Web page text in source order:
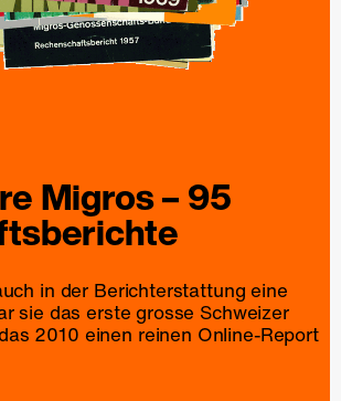
Migros– 95
in der Berichterstattung eine
sie das erste grosse Schweizer
2010 einen reinen Online-Report